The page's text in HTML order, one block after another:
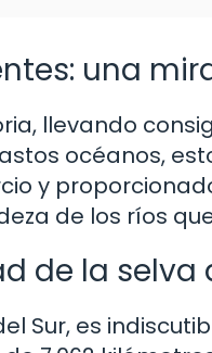
una
llevando
océanos,
y
de los ríos
de la selva
Sur, es